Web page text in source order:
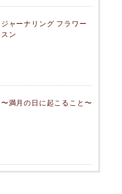
ジャーナリング フラワー
ン
満月の日に起こること〜